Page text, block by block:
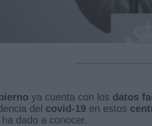
ya cuenta con los datos
del covid-19 en estos
dado a conocer.